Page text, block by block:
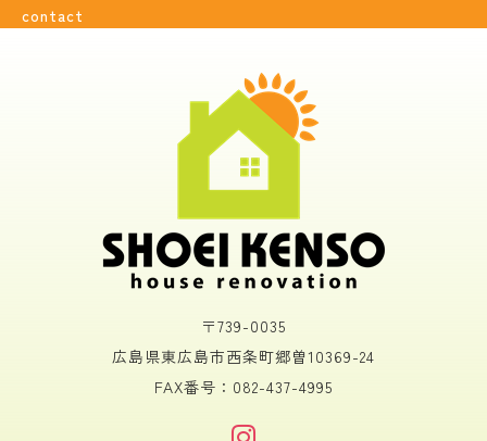
contact
〒739-0035
広島県東広島市西条町郷曽10369-24
FAX番号：082-437-4995